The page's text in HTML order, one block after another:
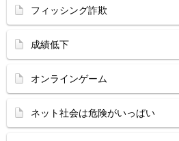
フィッシング詐欺
成績低下
オンラインゲーム
ネット社会は危険がいっぱい